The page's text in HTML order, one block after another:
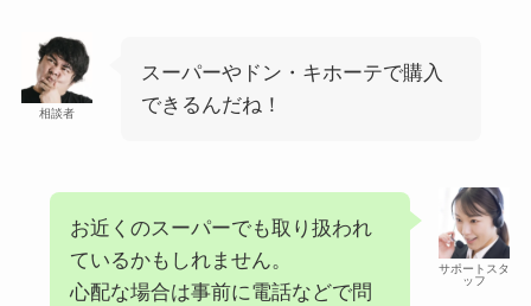
通販が確実？
相談者
スーパーやドン・キホーテで購入
できるんだね！
サポートスタ
ッフ
お近くのスーパーでも取り扱われ
ているかもしれません。
心配な場合は事前に電話などで問